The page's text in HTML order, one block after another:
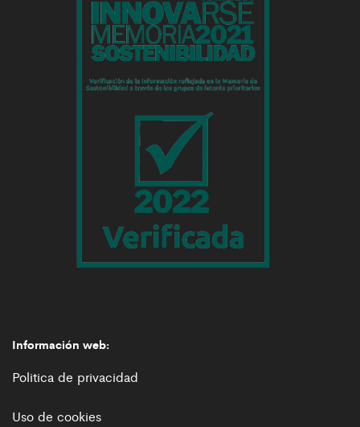
Información web:
Politica de privacidad
Uso de cookies